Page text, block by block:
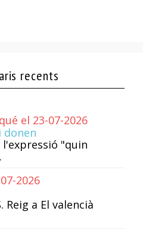
recents
el 23-07-2026
donen
l'expressió "quin
2026
Reig a El valencià